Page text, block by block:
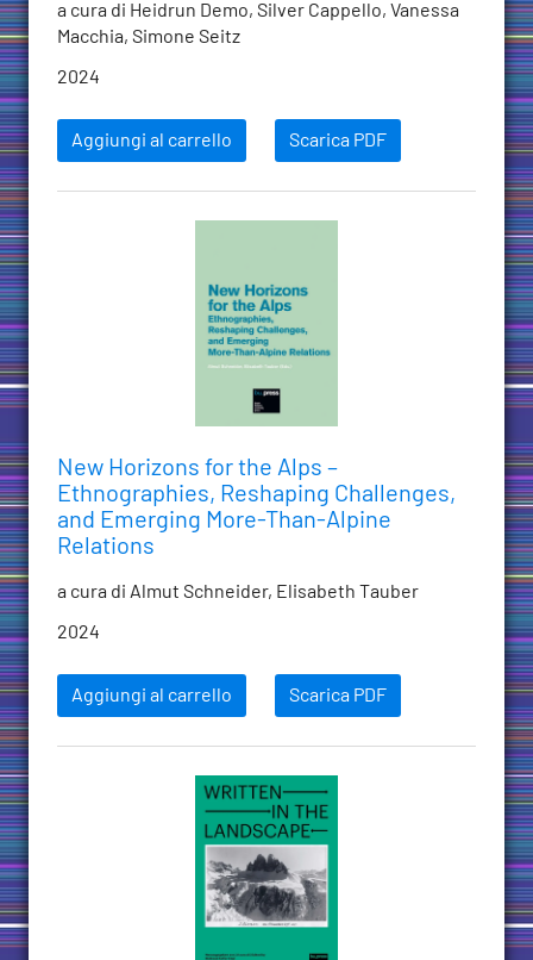
a cura di Heidrun Demo, Silver Cappello, Vanessa
Macchia, Simone Seitz
2024
Aggiungi al carrello Scarica PDF
New Horizons for the Alps –
Ethnographies, Reshaping Challenges,
and Emerging More-Than-Alpine
Relations
a cura di Almut Schneider, Elisabeth Tauber
2024
Aggiungi al carrello Scarica PDF